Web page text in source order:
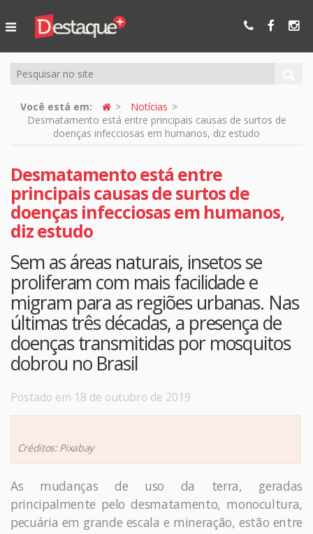
Online
Você está em:
Notícias
Desmatamento está entre principais causas de surtos de
doenças infecciosas em humanos, diz estudo
Desmatamento está entre
principais causas de surtos de
doenças infecciosas em humanos,
diz estudo
Sem as áreas naturais, insetos se
proliferam com mais facilidade e
migram para as regiões urbanas. Nas
últimas três décadas, a presença de
doenças transmitidas por mosquitos
dobrou no Brasil
Postado em 18 de outubro de 2019
Créditos: Pixabay
As mudanças de uso da terra, geradas
principalmente pelo desmatamento, monocultura,
pecuária em grande escala e mineração, estão entre